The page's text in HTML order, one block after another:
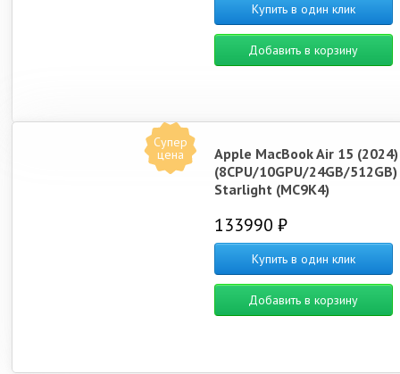
Купить в один клик
Добавить в корзину
Супер
цена
Apple MacBook Air 15
(8CPU/10GPU/24GB/512GB)
Starlight (MC9K4)
133990 ₽
Купить в один клик
Добавить в корзину